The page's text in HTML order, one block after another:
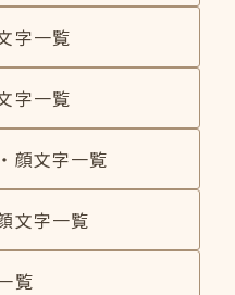
字一覧
字一覧
顔文字一覧
文字一覧
覧